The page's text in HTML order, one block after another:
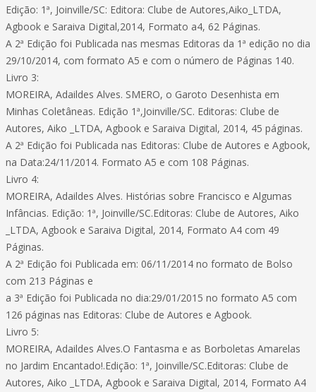
Edição: 1ª, Joinville/SC: Editora: Clube de Autores,Aiko_LTDA,
Agbook e Saraiva Digital,2014, Formato a4, 62 Páginas.
A 2ª Edição foi Publicada nas mesmas Editoras da 1ª edição no dia
29/10/2014, com formato A5 e com o número de Páginas 140.
Livro 3:
MOREIRA, Adaildes Alves. SMERO, o Garoto Desenhista em
Minhas Coletâneas. Edição 1ª,Joinville/SC. Editoras: Clube de
Autores, Aiko _LTDA, Agbook e Saraiva Digital, 2014, 45 páginas.
A 2ª Edição foi Publicada nas Editoras: Clube de Autores e Agbook,
na Data:24/11/2014. Formato A5 e com 108 Páginas.
Livro 4:
MOREIRA, Adaildes Alves. Histórias sobre Francisco e Algumas
Infâncias. Edição: 1ª, Joinville/SC.Editoras: Clube de Autores, Aiko
_LTDA, Agbook e Saraiva Digital, 2014, Formato A4 com 49
Páginas.
A 2ª Edição foi Publicada em: 06/11/2014 no formato de Bolso
com 213 Páginas e
a 3ª Edição foi Publicada no dia:29/01/2015 no formato A5 com
126 páginas nas Editoras: Clube de Autores e Agbook.
Livro 5:
MOREIRA, Adaildes Alves.O Fantasma e as Borboletas Amarelas
no Jardim Encantado!.Edição: 1ª, Joinville/SC.Editoras: Clube de
Autores, Aiko _LTDA, Agbook e Saraiva Digital, 2014, Formato A4